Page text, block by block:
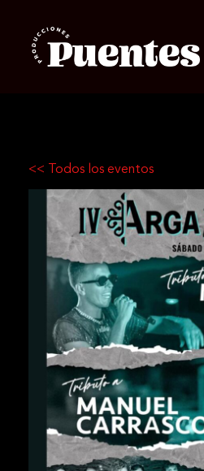
<< Todos los eventos